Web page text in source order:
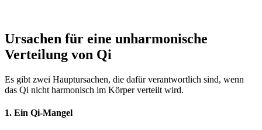
Ursachen für eine unharmonische
Verteilung von Qi
Es gibt zwei Hauptursachen, die dafür verantwortlich sind, wenn
das Qi nicht harmonisch im Körper verteilt wird.
1. Ein Qi-Mangel